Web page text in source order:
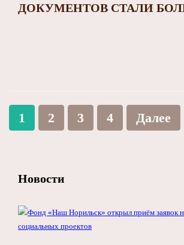
ДОКУМЕНТОВ СТАЛИ
1 2 3 4 Далее
Новости